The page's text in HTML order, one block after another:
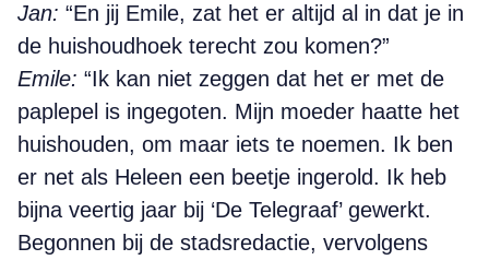
Jan: “En jij Emile, zat het er altijd al in dat je in
de huishoudhoek terecht zou komen?”
Emile: “Ik kan niet zeggen dat het er met de
paplepel is ingegoten. Mijn moeder haatte het
huishouden, om maar iets te noemen. Ik ben
er net als Heleen een beetje ingerold. Ik heb
bijna veertig jaar bij ‘De Telegraaf’ gewerkt.
Begonnen bij de stadsredactie, vervolgens